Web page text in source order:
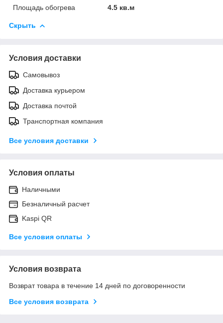
Площадь обогрева
4.5 кв.м
Скрыть
Условия доставки
Самовывоз
Доставка курьером
Доставка почтой
Транспортная компания
Все условия доставки
Условия оплаты
Наличными
Безналичный расчет
Kaspi QR
Все условия оплаты
Условия возврата
Возврат товара в течение 14 дней по договоренности
Все условия возврата